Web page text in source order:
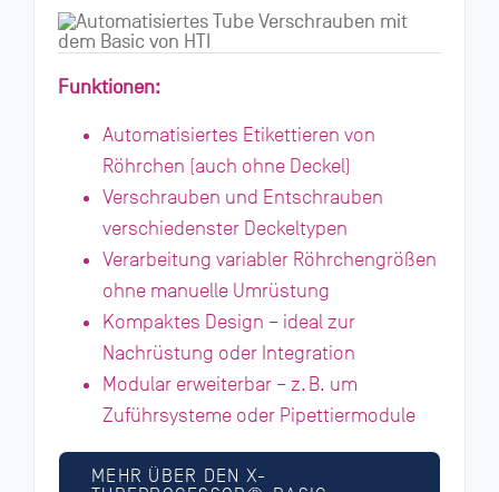
Funktionen:
Automatisiertes Etikettieren von
Röhrchen (auch ohne Deckel)
Verschrauben und Entschrauben
verschiedenster Deckeltypen
Verarbeitung variabler Röhrchengrößen
ohne manuelle Umrüstung
Kompaktes Design – ideal zur
Nachrüstung oder Integration
Modular erweiterbar – z. B. um
Zuführsysteme oder Pipettiermodule
MEHR ÜBER DEN X-